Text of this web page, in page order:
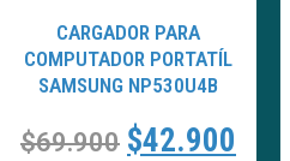
CARGADOR PARA
COMPUTADOR PORTATÍL
SAMSUNG NP530U4B
$69.900 $42.900